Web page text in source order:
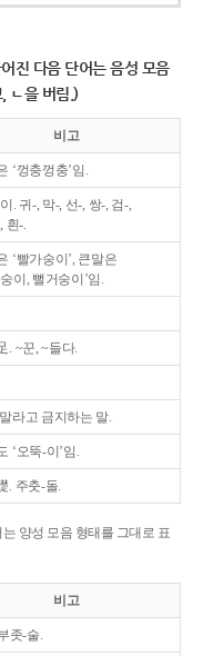
진 다음 단어는 음성 모음
ㄴ을 버림.)
비고
‘껑충껑충’임.
. 귀-, 막-, 선-, 쌍-, 검-,
흰-.
‘빨가숭이’, 큰말은
이, 뻘거숭이’임.
. ~꾼, ~들다.
라고 금지하는 말.
‘오뚝-이’임.
. 주춧-돌.
양성 모음 형태를 그대로 표
비고
좃-술.